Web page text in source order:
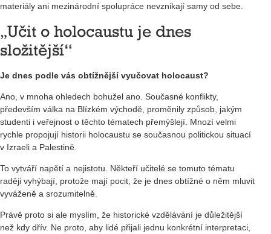
materiály ani mezinárodní spolupráce nevznikají samy od sebe.
„Učit o holocaustu je dnes
složitější“
Je dnes podle vás obtížnější vyučovat holocaust?
Ano, v mnoha ohledech bohužel ano. Současné konflikty,
především válka na Blízkém východě, proměnily způsob, jakým
studenti i veřejnost o těchto tématech přemýšlejí. Mnozí velmi
rychle propojují historii holocaustu se současnou politickou situací
v Izraeli a Palestině.
To vytváří napětí a nejistotu. Někteří učitelé se tomuto tématu
raději vyhýbají, protože mají pocit, že je dnes obtížné o něm mluvit
vyváženě a srozumitelně.
Právě proto si ale myslím, že historické vzdělávání je důležitější
než kdy dřív. Ne proto, aby lidé přijali jednu konkrétní interpretaci,